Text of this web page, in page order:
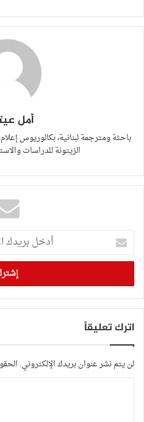
أمل
الزيتونة للدراسات والاستشارات
أدخل
بريدك
الإلكتروني
اترك تعليقاً
لن يتم نشر عنوان بريدك الإلكتروني.